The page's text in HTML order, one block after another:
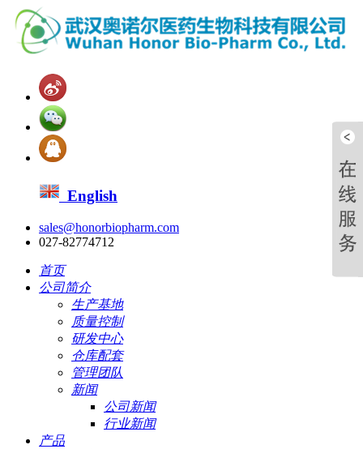
English
sales@honorbiopharm.com
027-82774712
首页
公司简介
生产基地
质量控制
研发中心
仓库配套
管理团队
新闻
公司新闻
行业新闻
产品